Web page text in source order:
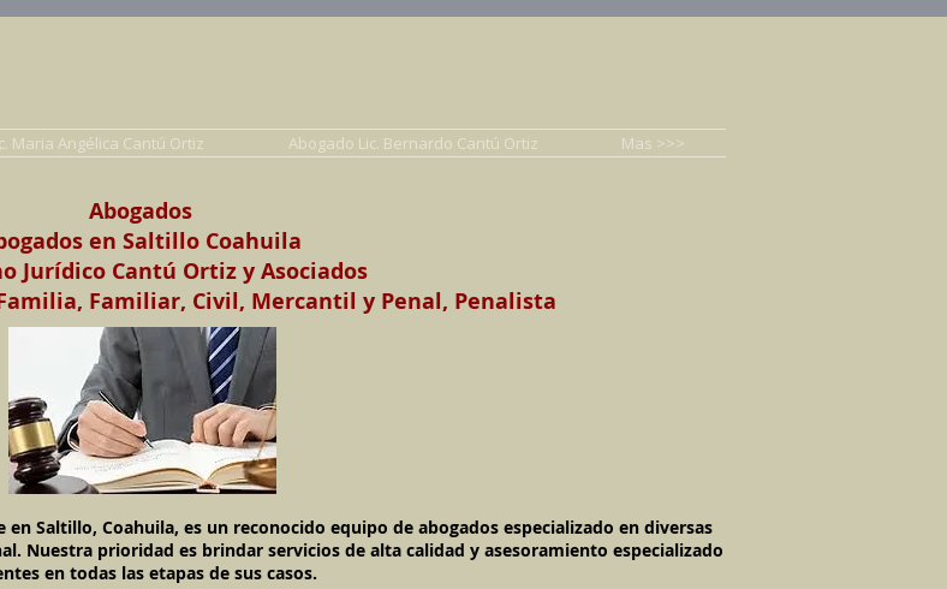
Maria Angélica Cantú Ortiz Abogado Lic. Bernardo Cantú Ortiz Mas >>>
Abogados
en Saltillo Coahuila
Jurídico Cantú Ortiz y Asociados
Familiar, Civil, Mercantil y Penal, Penalista
en Saltillo, Coahuila, es un reconocido equipo de abogados especializado en diversas
Nuestra prioridad es brindar servicios de alta calidad y asesoramiento especializado
en todas las etapas de sus casos.